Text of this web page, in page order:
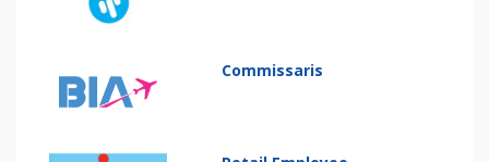
Commissaris